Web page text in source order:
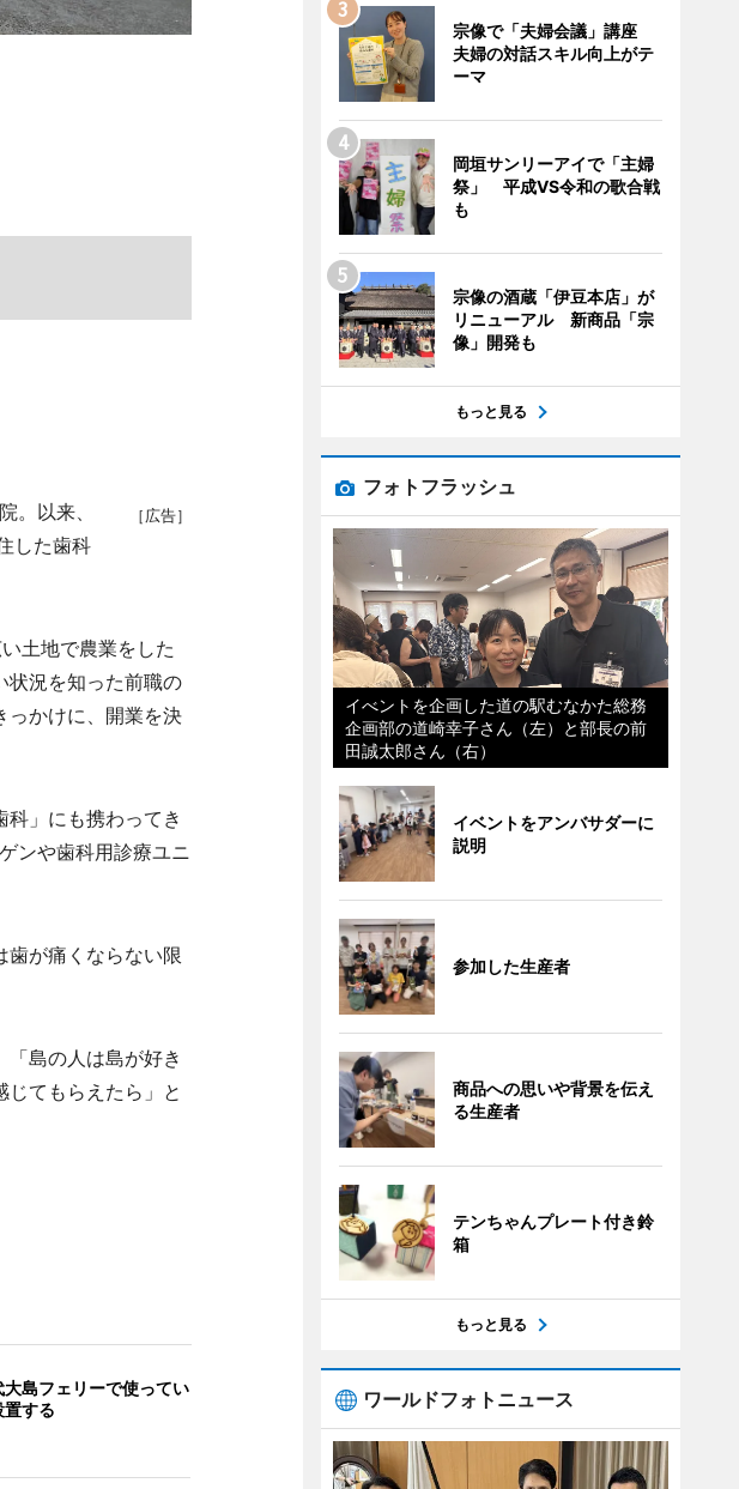
［広告］
。以来、
した歯科
土地で農業をした
状況を知った前職の
っかけに、開業を決
」にも携わってき
ンや歯科用診療ユニ
が痛くならない限
島の人は島が好き
てもらえたら」と
島フェリーで使ってい
する
宗像で「夫婦会議」講座
夫婦の対話スキル向上がテ
ーマ
岡垣サンリーアイで「主婦
祭」 平成VS令和の歌合戦
も
宗像の酒蔵「伊豆本店」が
リニューアル 新商品「宗
像」開発も
もっと見る
フォトフラッシュ
イべントを企画した道の駅むなかた総務
企画部の道崎幸子さん（左）と部長の前
田誠太郎さん（右）
イベントをアンバサダーに
説明
参加した生産者
商品への思いや背景を伝え
る生産者
テンちゃんプレート付き鈴
箱
もっと見る
ワールドフォトニュース